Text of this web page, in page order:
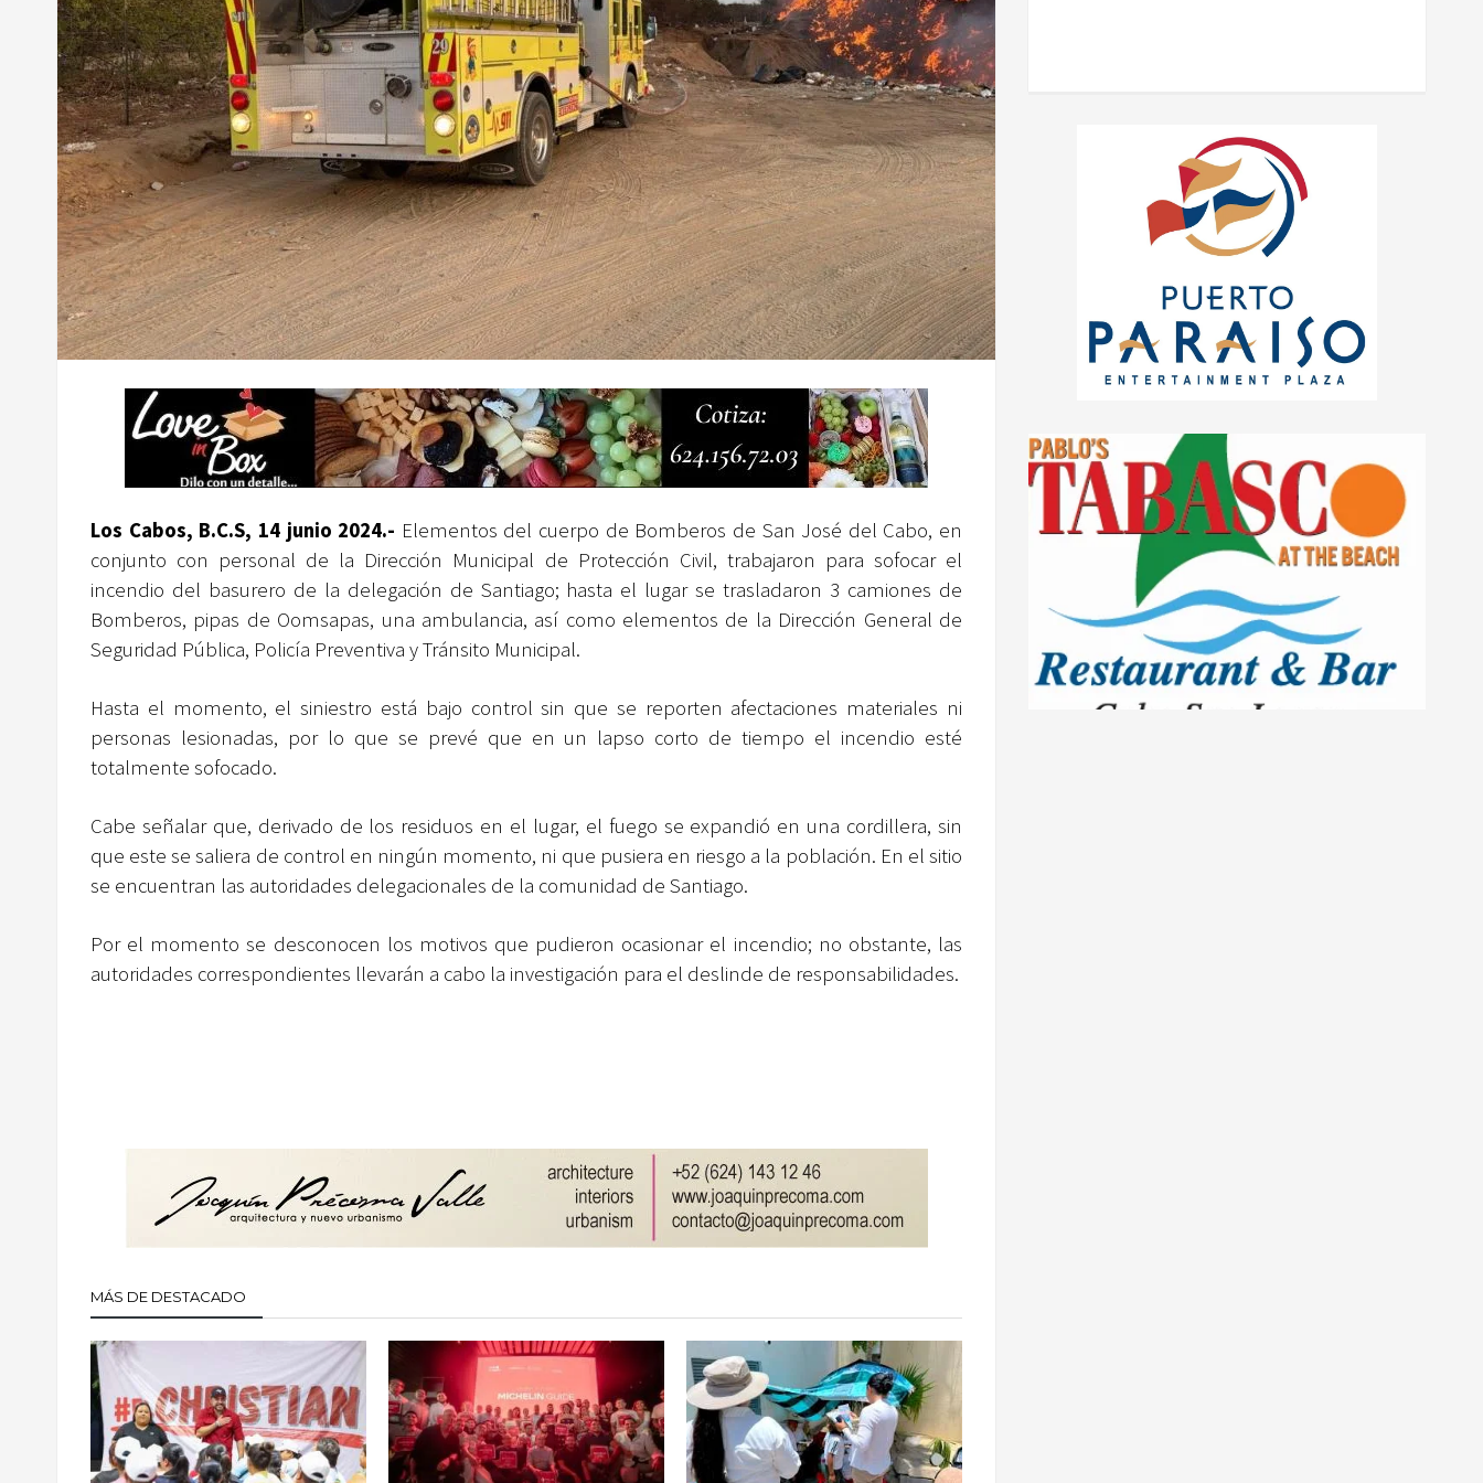
Los Cabos, B.C.S, 14 junio 2024.- Elementos del cuerpo de Bomberos de San José del Cabo, en
conjunto con personal de la Dirección Municipal de Protección Civil, trabajaron para sofocar el
incendio del basurero de la delegación de Santiago; hasta el lugar se trasladaron 3 camiones de
Bomberos, pipas de Oomsapas, una ambulancia, así como elementos de la Dirección General de
Seguridad Pública, Policía Preventiva y Tránsito Municipal.
Hasta el momento, el siniestro está bajo control sin que se reporten afectaciones materiales ni
personas lesionadas, por lo que se prevé que en un lapso corto de tiempo el incendio esté
totalmente sofocado.
Cabe señalar que, derivado de los residuos en el lugar, el fuego se expandió en una cordillera, sin
que este se saliera de control en ningún momento, ni que pusiera en riesgo a la población. En el sitio
se encuentran las autoridades delegacionales de la comunidad de Santiago.
Por el momento se desconocen los motivos que pudieron ocasionar el incendio; no obstante, las
autoridades correspondientes llevarán a cabo la investigación para el deslinde de responsabilidades.
MÁS DE DESTACADO